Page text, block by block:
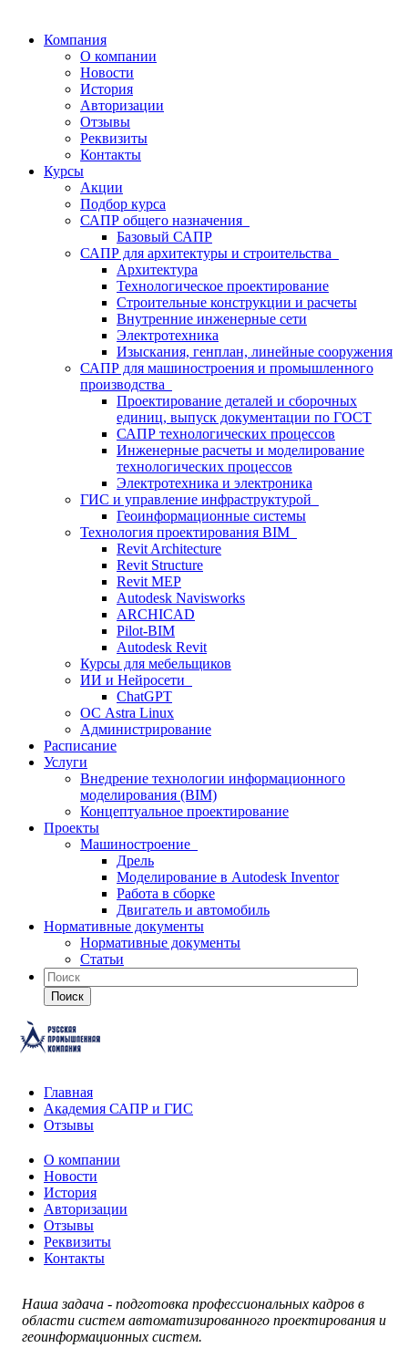
Компания
О компании
Новости
История
Авторизации
Отзывы
Реквизиты
Контакты
Курсы
Акции
Подбор курса
САПР общего назначения
Базовый САПР
САПР для архитектуры и строительства
Архитектура
Технологическое проектирование
Строительные конструкции и расчеты
Внутренние инженерные сети
Электротехника
Изыскания, генплан, линейные сооружения
САПР для машиностроения и промышленного
производства
Проектирование деталей и сборочных
единиц, выпуск документации по ГОСТ
САПР технологических процессов
Инженерные расчеты и моделирование
технологических процессов
Электротехника и электроника
ГИС и управление инфраструктурой
Геоинформационные системы
Технология проектирования BIM
Revit Architecture
Revit Structure
Revit MEP
Autodesk Navisworks
ARCHICAD
Pilot-BIM
Autodesk Revit
Курсы для мебельщиков
ИИ и Нейросети
ChatGPT
ОС Astra Linux
Администрирование
Расписание
Услуги
Внедрение технологии информационного
моделирования (BIM)
Концептуальное проектирование
Проекты
Машиностроение
Дрель
Моделирование в Autodesk Inventor
Работа в сборке
Двигатель и автомобиль
Нормативные документы
Нормативные документы
Статьи
Поиск
Главная
Академия САПР и ГИС
Отзывы
О компании
Новости
История
Авторизации
Отзывы
Реквизиты
Контакты
Наша задача - подготовка профессиональных кадров в
области систем автоматизированного проектирования и
геоинформационных систем.